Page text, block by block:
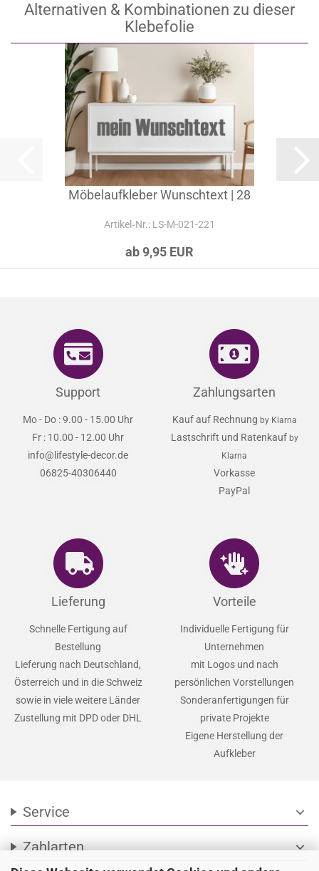
Alternativen & Kombinationen zu dieser
Klebefolie
Möbelaufkleber Wunschtext | 28
Artikel‑Nr.: LS-M-021-221
ab 9,95 EUR
Support
Mo - Do : 9.00 - 15.00 Uhr
Fr : 10.00 - 12.00 Uhr
info@lifestyle-decor.de
06825-40306440
Zahlungsarten
Kauf auf Rechnung by Klarna
Lastschrift und Ratenkauf by
Klarna
Vorkasse
PayPal
Lieferung
Schnelle Fertigung auf
Bestellung
Lieferung nach Deutschland,
Österreich und in die Schweiz
sowie in viele weitere Länder
Zustellung mit DPD oder DHL
Vorteile
Individuelle Fertigung für
Unternehmen
mit Logos und nach
persönlichen Vorstellungen
Sonderanfertigungen für
private Projekte
Eigene Herstellung der
Aufkleber
Service expand_more
Zahlarten expand_more